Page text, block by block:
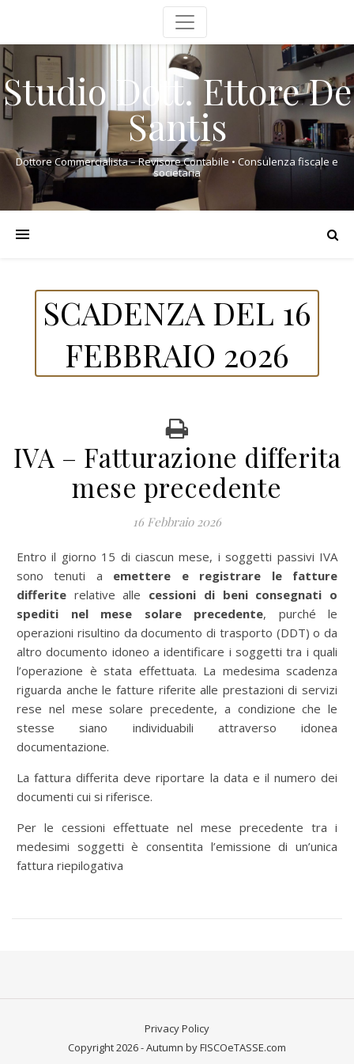
Studio Dott. Ettore De
Santis
Dottore Commercialista – Revisore Contabile • Consulenza fiscale e
societaria
SCADENZA DEL 16
FEBBRAIO 2026
IVA – Fatturazione differita
mese precedente
16 Febbraio 2026
Entro il giorno 15 di ciascun mese, i soggetti passivi IVA
sono tenuti a emettere e registrare le fatture
differite relative alle cessioni di beni consegnati o
spediti nel mese solare precedente, purché le
operazioni risultino da documento di trasporto (DDT) o da
altro documento idoneo a identificare i soggetti tra i quali
l’operazione è stata effettuata. La medesima scadenza
riguarda anche le fatture riferite alle prestazioni di servizi
rese nel mese solare precedente, a condizione che le
stesse siano individuabili attraverso idonea
documentazione.
La fattura differita deve riportare la data e il numero dei
documenti cui si riferisce.
Per le cessioni effettuate nel mese precedente tra i
medesimi soggetti è consentita l’emissione di un’unica
fattura riepilogativa
Privacy Policy
Copyright 2026 - Autumn by FISCOeTASSE.com